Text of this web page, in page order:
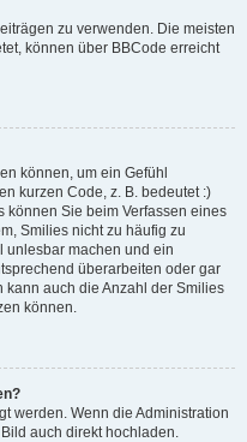
zu verwenden. Die meisten
können über BBCode erreicht
können, um ein Gefühl
kurzen Code, z. B. bedeutet :)
können Sie beim Verfassen eines
Smilies nicht zu häufig zu
unlesbar machen und ein
überarbeiten oder gar
kann auch die Anzahl der Smilies
können.
werden. Wenn die Administration
auch direkt hochladen.